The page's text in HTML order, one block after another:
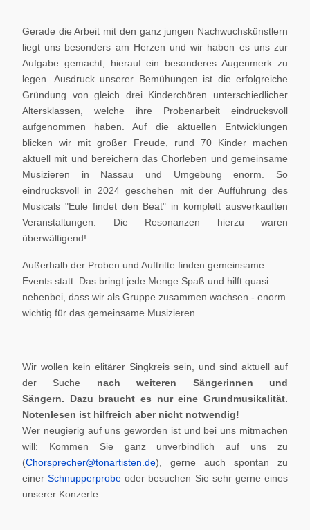
Gerade die Arbeit mit den ganz jungen Nachwuchskünstlern
liegt uns besonders am Herzen und wir haben es uns zur
Aufgabe gemacht, hierauf ein besonderes Augenmerk zu
legen. Ausdruck unserer Bemühungen ist die erfolgreiche
Gründung von gleich drei Kinderchören unterschiedlicher
Altersklassen, welche ihre Probenarbeit eindrucksvoll
aufgenommen haben. Auf die aktuellen Entwicklungen
blicken wir mit großer Freude, rund 70 Kinder machen
aktuell mit und bereichern das Chorleben und gemeinsame
Musizieren in Nassau und Umgebung enorm. So
eindrucksvoll in 2024 geschehen mit der Aufführung des
Musicals "Eule findet den Beat" in komplett ausverkauften
Veranstaltungen. Die Resonanzen hierzu waren
überwältigend!
Außerhalb der Proben und Auftritte finden gemeinsame
Events statt. Das bringt jede Menge Spaß und hilft quasi
nebenbei, dass wir als Gruppe zusammen wachsen - enorm
wichtig für das gemeinsame Musizieren.
Wir wollen kein elitärer Singkreis sein, und sind aktuell auf
der Suche nach weiteren Sängerinnen und
Sängern. Dazu braucht es nur eine Grundmusikalität.
Notenlesen ist hilfreich aber nicht notwendig!
Wer neugierig auf uns geworden ist und bei uns mitmachen
will: Kommen Sie ganz unverbindlich auf uns zu
(Chorsprecher@tonartisten.de), gerne auch spontan zu
einerSchnupperprobe oder besuchen Sie sehr gerne eines
unserer Konzerte.